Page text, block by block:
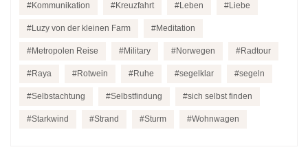
Kommunikation Kreuzfahrt Leben Liebe
Luzy von der kleinen Farm Meditation
Metropolen Reise Military Norwegen Radtour
Raya Rotwein Ruhe segelklar segeln
Selbstachtung Selbstfindung sich selbst finden
Starkwind Strand Sturm Wohnwagen